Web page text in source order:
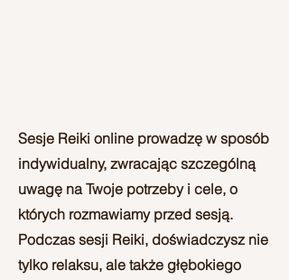
Sesje Reiki online prowadzę w sposób
indywidualny, zwracając szczególną
uwagę na Twoje potrzeby i cele, o
których rozmawiamy przed sesją.
Podczas sesji Reiki, doświadczysz nie
tylko relaksu, ale także głębokiego